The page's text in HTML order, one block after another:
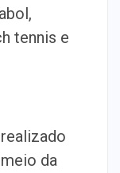
tennis e
da